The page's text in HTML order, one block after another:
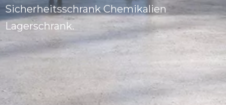
Sicherheitsschrank Chemikalien
Lagerschrank.